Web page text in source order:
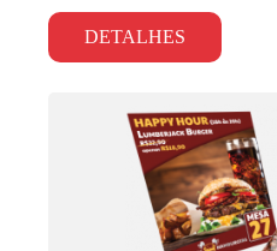
DETALHES